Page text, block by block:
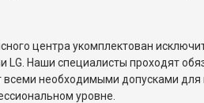
замка посудомоечной
центра укомплектован
LG. Наши специалисты проходят
необходимыми допусками для
уровне.